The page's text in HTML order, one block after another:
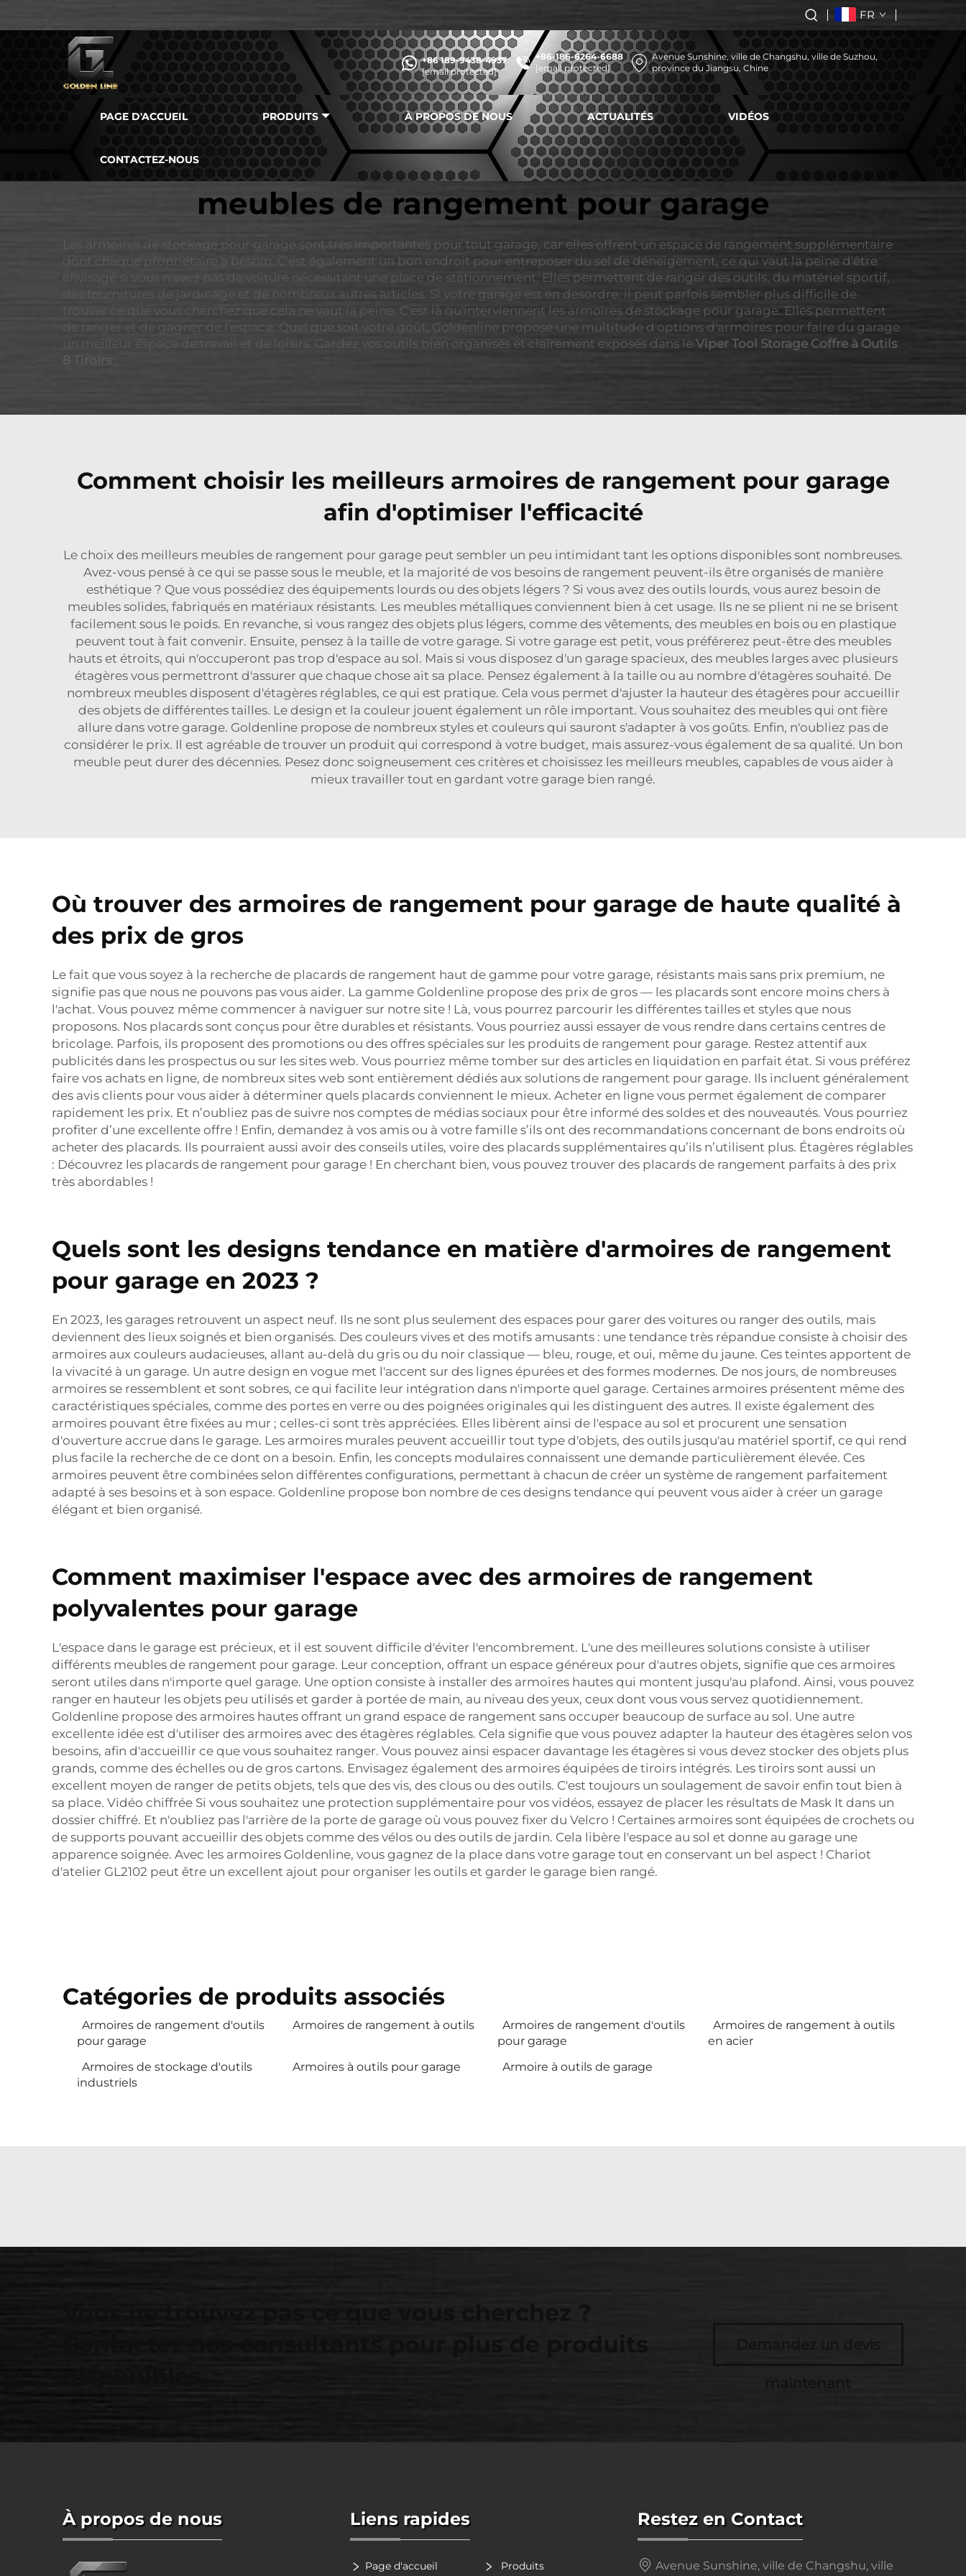
FR
+86 189-9438-4937
[email protected]
+86-186-6264-6688
[email protected]
Avenue Sunshine, ville de Changshu, ville de Suzhou,
province du Jiangsu, Chine
PAGE D'ACCUEIL PRODUITS À PROPOS DE NOUS ACTUALITÉS VIDÉOS
CONTACTEZ-NOUS
meubles de rangement pour garage
Les armoires de stockage pour garage sont très importantes pour tout garage, car elles offrent un espace de rangement supplémentaire
dont chaque propriétaire a besoin. C'est également un bon endroit pour entreposer du sel de déneigement, ce qui vaut la peine d'être
envisagé si vous n'avez pas de voiture nécessitant une place de stationnement. Elles permettent de ranger des outils, du matériel sportif,
des fournitures de jardinage et de nombreux autres articles. Si votre garage est en désordre, il peut parfois sembler plus difficile de
trouver ce que vous cherchez que cela ne vaut la peine. C'est là qu'interviennent les armoires de stockage pour garage. Elles permettent
de ranger et de gagner de l'espace. Quel que soit votre goût, Goldenline propose une multitude d'options d'armoires pour faire du garage
un meilleur espace de travail et de loisirs. Gardez vos outils bien organisés et clairement exposés dans le Viper Tool Storage Coffre à Outils
8 Tiroirs
Comment choisir les meilleurs armoires de rangement pour garage
afin d'optimiser l'efficacité
Le choix des meilleurs meubles de rangement pour garage peut sembler un peu intimidant tant les options disponibles sont nombreuses.
Avez-vous pensé à ce qui se passe sous le meuble, et la majorité de vos besoins de rangement peuvent-ils être organisés de manière
esthétique ? Que vous possédiez des équipements lourds ou des objets légers ? Si vous avez des outils lourds, vous aurez besoin de
meubles solides, fabriqués en matériaux résistants. Les meubles métalliques conviennent bien à cet usage. Ils ne se plient ni ne se brisent
facilement sous le poids. En revanche, si vous rangez des objets plus légers, comme des vêtements, des meubles en bois ou en plastique
peuvent tout à fait convenir. Ensuite, pensez à la taille de votre garage. Si votre garage est petit, vous préférerez peut-être des meubles
hauts et étroits, qui n'occuperont pas trop d'espace au sol. Mais si vous disposez d'un garage spacieux, des meubles larges avec plusieurs
étagères vous permettront d'assurer que chaque chose ait sa place. Pensez également à la taille ou au nombre d'étagères souhaité. De
nombreux meubles disposent d'étagères réglables, ce qui est pratique. Cela vous permet d'ajuster la hauteur des étagères pour accueillir
des objets de différentes tailles. Le design et la couleur jouent également un rôle important. Vous souhaitez des meubles qui ont fière
allure dans votre garage. Goldenline propose de nombreux styles et couleurs qui sauront s'adapter à vos goûts. Enfin, n'oubliez pas de
considérer le prix. Il est agréable de trouver un produit qui correspond à votre budget, mais assurez-vous également de sa qualité. Un bon
meuble peut durer des décennies. Pesez donc soigneusement ces critères et choisissez les meilleurs meubles, capables de vous aider à
mieux travailler tout en gardant votre garage bien rangé.
Où trouver des armoires de rangement pour garage de haute qualité à
des prix de gros
Le fait que vous soyez à la recherche de placards de rangement haut de gamme pour votre garage, résistants mais sans prix premium, ne
signifie pas que nous ne pouvons pas vous aider. La gamme Goldenline propose des prix de gros — les placards sont encore moins chers à
l'achat. Vous pouvez même commencer à naviguer sur notre site ! Là, vous pourrez parcourir les différentes tailles et styles que nous
proposons. Nos placards sont conçus pour être durables et résistants. Vous pourriez aussi essayer de vous rendre dans certains centres de
bricolage. Parfois, ils proposent des promotions ou des offres spéciales sur les produits de rangement pour garage. Restez attentif aux
publicités dans les prospectus ou sur les sites web. Vous pourriez même tomber sur des articles en liquidation en parfait état. Si vous préférez
faire vos achats en ligne, de nombreux sites web sont entièrement dédiés aux solutions de rangement pour garage. Ils incluent généralement
des avis clients pour vous aider à déterminer quels placards conviennent le mieux. Acheter en ligne vous permet également de comparer
rapidement les prix. Et n’oubliez pas de suivre nos comptes de médias sociaux pour être informé des soldes et des nouveautés. Vous pourriez
profiter d’une excellente offre ! Enfin, demandez à vos amis ou à votre famille s’ils ont des recommandations concernant de bons endroits où
acheter des placards. Ils pourraient aussi avoir des conseils utiles, voire des placards supplémentaires qu’ils n’utilisent plus. Étagères réglables
: Découvrez les placards de rangement pour garage ! En cherchant bien, vous pouvez trouver des placards de rangement parfaits à des prix
très abordables !
Quels sont les designs tendance en matière d'armoires de rangement
pour garage en 2023 ?
En 2023, les garages retrouvent un aspect neuf. Ils ne sont plus seulement des espaces pour garer des voitures ou ranger des outils, mais
deviennent des lieux soignés et bien organisés. Des couleurs vives et des motifs amusants : une tendance très répandue consiste à choisir des
armoires aux couleurs audacieuses, allant au-delà du gris ou du noir classique — bleu, rouge, et oui, même du jaune. Ces teintes apportent de
la vivacité à un garage. Un autre design en vogue met l'accent sur des lignes épurées et des formes modernes. De nos jours, de nombreuses
armoires se ressemblent et sont sobres, ce qui facilite leur intégration dans n'importe quel garage. Certaines armoires présentent même des
caractéristiques spéciales, comme des portes en verre ou des poignées originales qui les distinguent des autres. Il existe également des
armoires pouvant être fixées au mur ; celles-ci sont très appréciées. Elles libèrent ainsi de l'espace au sol et procurent une sensation
d'ouverture accrue dans le garage. Les armoires murales peuvent accueillir tout type d'objets, des outils jusqu'au matériel sportif, ce qui rend
plus facile la recherche de ce dont on a besoin. Enfin, les concepts modulaires connaissent une demande particulièrement élevée. Ces
armoires peuvent être combinées selon différentes configurations, permettant à chacun de créer un système de rangement parfaitement
adapté à ses besoins et à son espace. Goldenline propose bon nombre de ces designs tendance qui peuvent vous aider à créer un garage
élégant et bien organisé.
Comment maximiser l'espace avec des armoires de rangement
polyvalentes pour garage
L'espace dans le garage est précieux, et il est souvent difficile d'éviter l'encombrement. L'une des meilleures solutions consiste à utiliser
différents meubles de rangement pour garage. Leur conception, offrant un espace généreux pour d'autres objets, signifie que ces armoires
seront utiles dans n'importe quel garage. Une option consiste à installer des armoires hautes qui montent jusqu'au plafond. Ainsi, vous pouvez
ranger en hauteur les objets peu utilisés et garder à portée de main, au niveau des yeux, ceux dont vous vous servez quotidiennement.
Goldenline propose des armoires hautes offrant un grand espace de rangement sans occuper beaucoup de surface au sol. Une autre
excellente idée est d'utiliser des armoires avec des étagères réglables. Cela signifie que vous pouvez adapter la hauteur des étagères selon vos
besoins, afin d'accueillir ce que vous souhaitez ranger. Vous pouvez ainsi espacer davantage les étagères si vous devez stocker des objets plus
grands, comme des échelles ou de gros cartons. Envisagez également des armoires équipées de tiroirs intégrés. Les tiroirs sont aussi un
excellent moyen de ranger de petits objets, tels que des vis, des clous ou des outils. C'est toujours un soulagement de savoir enfin tout bien à
sa place. Vidéo chiffrée Si vous souhaitez une protection supplémentaire pour vos vidéos, essayez de placer les résultats de Mask It dans un
dossier chiffré. Et n'oubliez pas l'arrière de la porte de garage où vous pouvez fixer du Velcro ! Certaines armoires sont équipées de crochets ou
de supports pouvant accueillir des objets comme des vélos ou des outils de jardin. Cela libère l'espace au sol et donne au garage une
apparence soignée. Avec les armoires Goldenline, vous gagnez de la place dans votre garage tout en conservant un bel aspect ! Chariot
d'atelier GL2102 peut être un excellent ajout pour organiser les outils et garder le garage bien rangé.
Catégories de produits associés
Armoires de rangement d'outils
pour garage
Armoires de rangement à outils
Armoires de rangement d'outils
pour garage
Armoires de rangement à outils
en acier
Armoires de stockage d'outils
industriels
Armoires à outils pour garage Armoire à outils de garage
À propos de nous Liens rapides
Page d'accueil Produits
Restez en Contact
Avenue Sunshine, ville de Changshu, ville